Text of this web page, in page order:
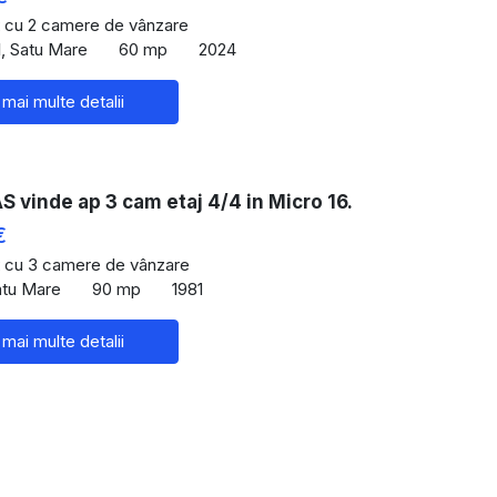
de servicii: farmacii, bănci, telecomunicaţii,
Valea Ialomiţei, cu produse în principal
cu galerie de magazine
Lujerului.
şi Bulevardul Ghencea
Drumul Taberei / Romacierilor la 5 minute.
vezi staţiile Romancierilor, 93, 232
2 camere de vânzare
Satu Mare
60 mp 2024
multe detalii
vinde ap 3 cam etaj 4/4 in Micro 16.
3 camere de vânzare
Mare
90 mp 1981
multe detalii